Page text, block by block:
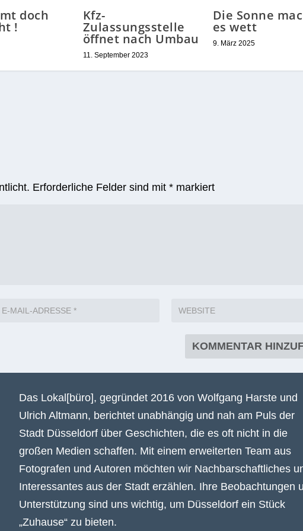
doch
!
Kfz-
Zulassungsstelle
öffnet nach Umbau
11. September 2023
Die Sonne
es wett
9. März 2025
Erforderliche Felder sind mit* markiert
Das Lokal[büro], gegründet 2016 von Wolfgang Harste und
Ulrich Altmann, berichtet unabhängig und nah am Puls der
Stadt Düsseldorf über Geschichten, die es oft nicht in die
großen Medien schaffen. Mit einem erweiterten Team aus
Fotografen und Autoren möchten wir Nachbarschaftliches
Interessantes aus der Stadt erzählen. Ihre Beobachtungen
Unterstützung sind uns wichtig, um Düsseldorf ein Stück
„Zuhause“ zu bieten.